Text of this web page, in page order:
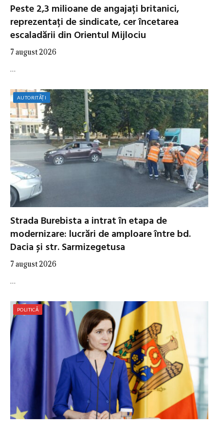
Peste 2,3 milioane de angajați britanici,
reprezentați de sindicate, cer încetarea
escaladării din Orientul Mijlociu
7 august 2026
…
AUTORITĂȚI
Strada Burebista a intrat în etapa de
modernizare: lucrări de amploare între bd.
Dacia și str. Sarmizegetusa
7 august 2026
…
POLITICĂ